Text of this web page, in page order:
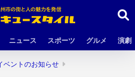
ニュース スポーツ グルメ 演劇
ベントのお知らせ